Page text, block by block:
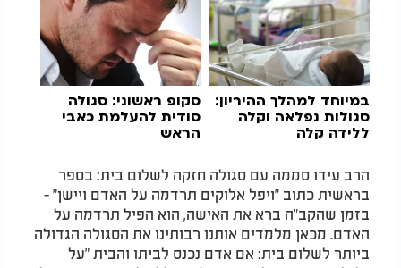
במיוחד למהלך ההיריון:
סגולות נפלאה וקלה
ללידה קלה
סקופ ראשוני: סגולה
סודית להעלמת כאבי
הראש
הרב עידו סממה עם סגולה חזקה לשלום בית: בספר
בראשית כתוב "ויפל אלוקים תרדמה על האדם ויישן" -
בזמן שהקב"ה ברא את האישה, הוא הפיל תרדמה על
האדם. מכאן מלמדים אותנו רבותינו את הסגולה הגדולה
ביותר לשלום בית: אם אדם נכנס לביתו והבית "על